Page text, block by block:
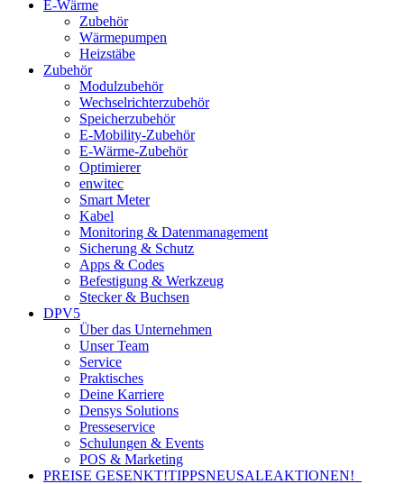
E-Wärme
Zubehör
Wärmepumpen
Heizstäbe
Zubehör
Modulzubehör
Wechselrichterzubehör
Speicherzubehör
E-Mobility-Zubehör
E-Wärme-Zubehör
Optimierer
enwitec
Smart Meter
Kabel
Monitoring & Datenmanagement
Sicherung & Schutz
Apps & Codes
Befestigung & Werkzeug
Stecker & Buchsen
DPV5
Über das Unternehmen
Unser Team
Service
Praktisches
Deine Karriere
Densys Solutions
Presseservice
Schulungen & Events
POS & Marketing
PREISE GESENKT!TIPPSNEUSALEAKTIONEN!